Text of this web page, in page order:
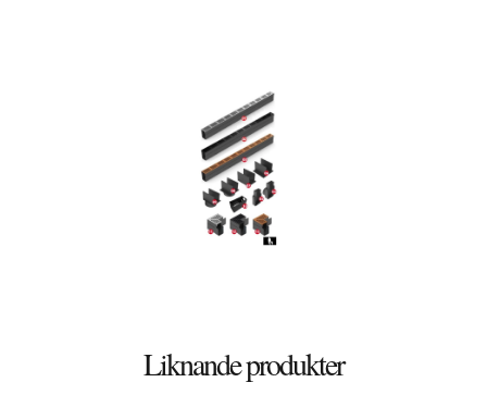
Liknande produkter
Sverige
© 2026 Stenbutiken